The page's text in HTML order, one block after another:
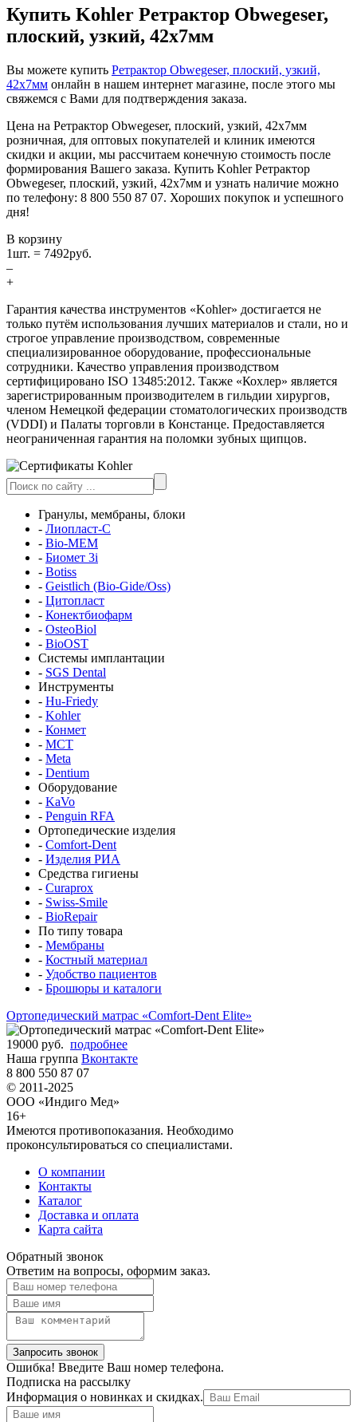
Купить Kohler Ретрактор Obwegeser,
плоский, узкий, 42х7мм
Вы можете купить Ретрактор Obwegeser, плоский, узкий,
42х7мм онлайн в нашем интернет магазине, после этого мы
свяжемся с Вами для подтверждения заказа.
Цена на Ретрактор Obwegeser, плоский, узкий, 42х7мм
розничная, для оптовых покупателей и клиник имеются
скидки и акции, мы рассчитаем конечную стоимость после
формирования Вашего заказа. Купить Kohler Ретрактор
Obwegeser, плоский, узкий, 42х7мм и узнать наличие можно
по телефону: 8 800 550 87 07. Хороших покупок и успешного
дня!
В корзину
1шт. = 7492руб.
–
+
Гарантия качества инструментов «Kohler» достигается не
только путём использования лучших материалов и стали, но и
строгое управление производством, современные
специализированное оборудование, профессиональные
сотрудники. Качество управления производством
сертифицировано ISO 13485:2012. Также «Кохлер» является
зарегистрированным производителем в гильдии хирургов,
членом Немецкой федерации стоматологических производств
(VDDI) и Палаты торговли в Констанце. Предоставляется
неограниченная гарантия на поломки зубных щипцов.
Гранулы, мембраны, блоки
- Лиопласт-С
- Bio-MEM
- Биомет 3i
- Botiss
- Geistlich (Bio-Gide/Oss)
- Цитопласт
- Конектбиофарм
- OsteoBiol
- BioOST
Системы имплантации
- SGS Dental
Инструменты
- Hu-Friedy
- Kohler
- Конмет
- MCT
- Meta
- Dentium
Оборудование
- KaVo
- Penguin RFA
Ортопедические изделия
- Comfort-Dent
- Изделия РИА
Средства гигиены
- Curaprox
- Swiss-Smile
- BioRepair
По типу товара
- Мембраны
- Костный материал
- Удобство пациентов
- Брошюры и каталоги
Ортопедический матрас «Comfort-Dent Elite»
19000 руб. подробнее
Наша группа Вконтакте
8 800 550 87 07
© 2011-2025
ООО «Индиго Мед»
16+
Имеются противопоказания. Необходимо
проконсультироваться со специалистами.
О компании
Контакты
Каталог
Доставка и оплата
Карта сайта
Обратный звонок
Ответим на вопросы, оформим заказ.
Ошибка! Введите Ваш номер телефона.
Подписка на рассылку
Информация о новинках и скидках.